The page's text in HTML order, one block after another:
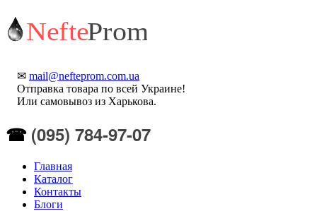
✉ mail@nefteprom.com.ua
Отправка товара по всей Украине!
Или самовывоз из Харькова.
☎ (095) 784-97-07
Главная
Каталог
Контакты
Блоги